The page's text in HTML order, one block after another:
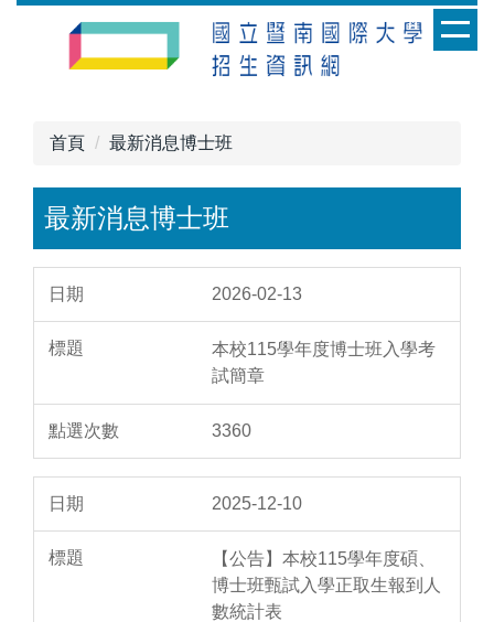
首頁 最新消息博士班
最新消息博士班
2026-02-13
本校115學年度博士班入學考
試簡章
3360
2025-12-10
【公告】本校115學年度碩、
博士班甄試入學正取生報到人
數統計表